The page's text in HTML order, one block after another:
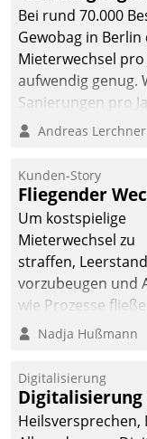
Bei rund 70.000
Gewobag in
Mieterwechsel
aufwendig genug.
Sanierungen pro
Betreuungs- und
kommunale
gemeinsam mit
Teilprozess der
Andreas Lerchner
Kunden-Story
Fliegender
Um kostspielige
Mieterwechsel zu
straffen, Leerstand
vorzubeugen und
wie Prozesse
vernetzen, nutzt die
Jahresbeginn eine
Überblick,
Eingriff bietende
Nadja Hußmann
Digitalisierung
Heilsversprechen,